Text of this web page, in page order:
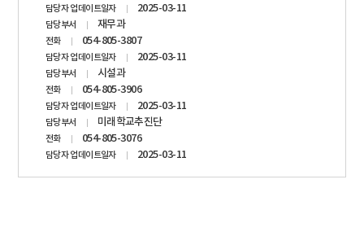
담당자 업데이트일자 2025-03-11
담당부서 재무과
전화 054-805-3807
담당자 업데이트일자 2025-03-11
담당부서 시설과
전화 054-805-3906
담당자 업데이트일자 2025-03-11
담당부서 미래학교추진단
전화 054-805-3076
담당자 업데이트일자 2025-03-11